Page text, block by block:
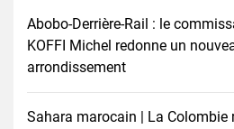
Abobo-Derrière-Rail : le
KOFFI Michel redonne un
arrondissement
Sahara marocain | La Colombie